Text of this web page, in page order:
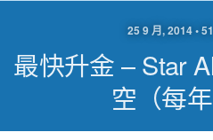
25 9 月, 2014 •
最快升金 – Star
空（每年